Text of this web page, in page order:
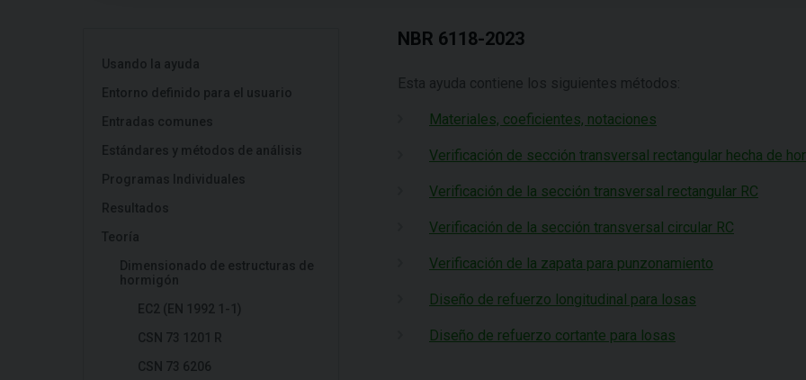
Usando la ayuda
Entorno definido para el usuario
Entradas comunes
Estándares y métodos de análisis
Programas Individuales
Resultados
Teoría
Dimensionado de estructuras de
hormigón
EC2 (EN 1992 1-1)
CSN 73 1201 R
CSN 73 6206
NBR 6118-2023
Esta ayuda contiene los siguientes métodos:
Materiales, coeficientes, notaciones
Verificación de sección transversal rectangular hecha de
Verificación de la sección transversal rectangular RC
Verificación de la sección transversal circular RC
Verificación de la zapata para punzonamiento
Diseño de refuerzo longitudinal para losas
Diseño de refuerzo cortante para losas